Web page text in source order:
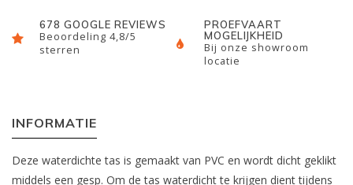
678 GOOGLE REVIEWS
Beoordeling 4,8/5
sterren
PROEFVAART
MOGELIJKHEID
Bij onze showroom
locatie
INFORMATIE
Deze waterdichte tas is gemaakt van PVC en wordt dicht geklikt
middels een gesp. Om de tas waterdicht te krijgen dient tijdens